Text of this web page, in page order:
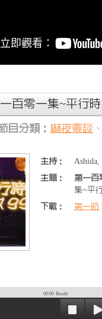
百零一集~平行
目分類： 嚇夜靈談 、
主持：
Ashida,
主題：
第一百
集~平
下載：
第一節
00:00 Ready